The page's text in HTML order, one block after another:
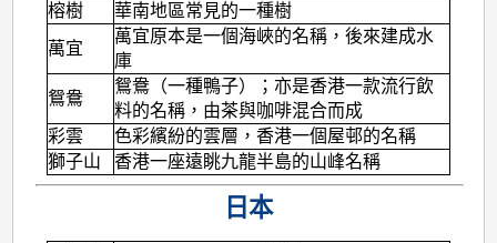
榕樹
華南地區常見的一種樹
萬宜
萬宜原本是一個海峽的名稱，後來建成水
庫
鴛鴦
鴛鴦（一種鴨子）；亦是香港一款流行飲
料的名稱，由茶與咖啡混合而成
彩雲
色彩繽紛的雲層，香港一個屋邨的名稱
獅子山
香港一座遠眺九龍半島的山峰名稱
日本